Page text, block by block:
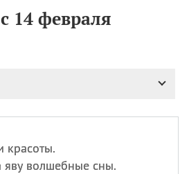
14 февраля
красоты.
яву волшебные сны.
06.08 Преображение
Господне у западных
Романа и Давида